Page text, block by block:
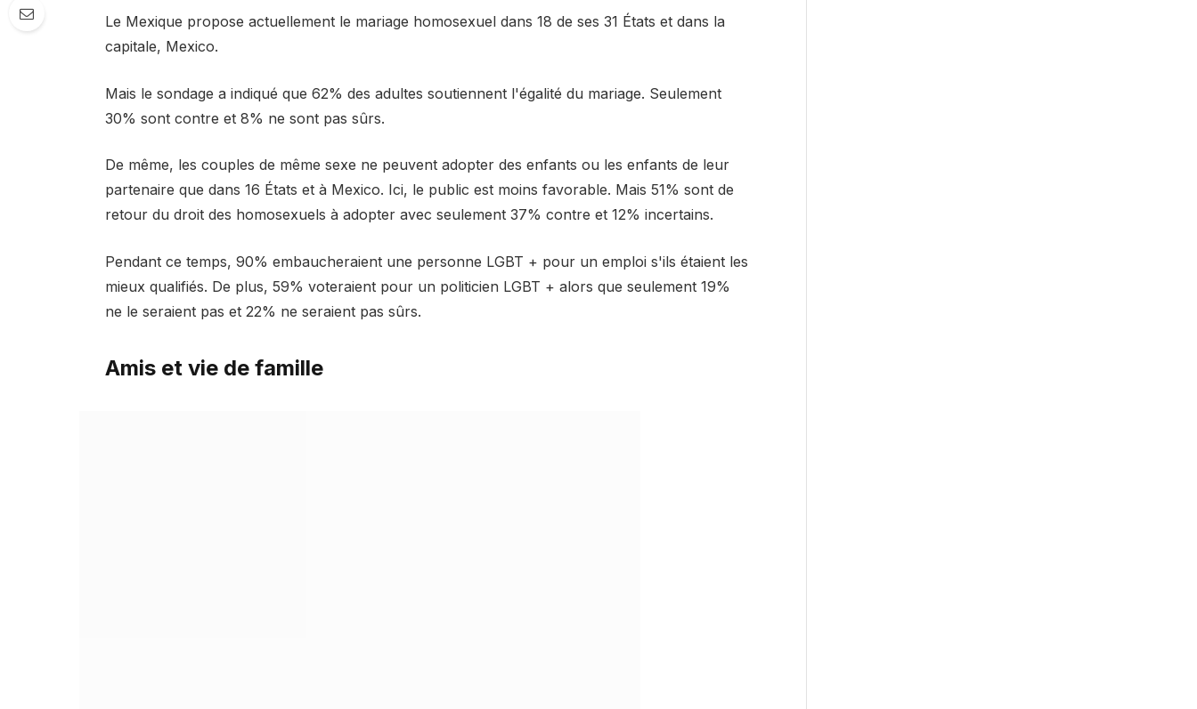
Le Mexique propose actuellement le mariage homosexuel dans 18 de ses 31 États et dans la
capitale, Mexico.
Mais le sondage a indiqué que 62% des adultes soutiennent l'égalité du mariage. Seulement
30% sont contre et 8% ne sont pas sûrs.
De même, les couples de même sexe ne peuvent adopter des enfants ou les enfants de leur
partenaire que dans 16 États et à Mexico. Ici, le public est moins favorable. Mais 51% sont de
retour du droit des homosexuels à adopter avec seulement 37% contre et 12% incertains.
Pendant ce temps, 90% embaucheraient une personne LGBT + pour un emploi s'ils étaient les
mieux qualifiés. De plus, 59% voteraient pour un politicien LGBT + alors que seulement 19%
ne le seraient pas et 22% ne seraient pas sûrs.
Amis et vie de famille